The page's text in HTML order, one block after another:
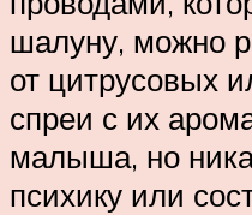
шалуну, можно
от цитрусовых
спреи с их
малыша, но
психику или